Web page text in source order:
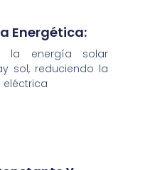
Energética:
la energía solar
sol, reduciendo la
eléctrica